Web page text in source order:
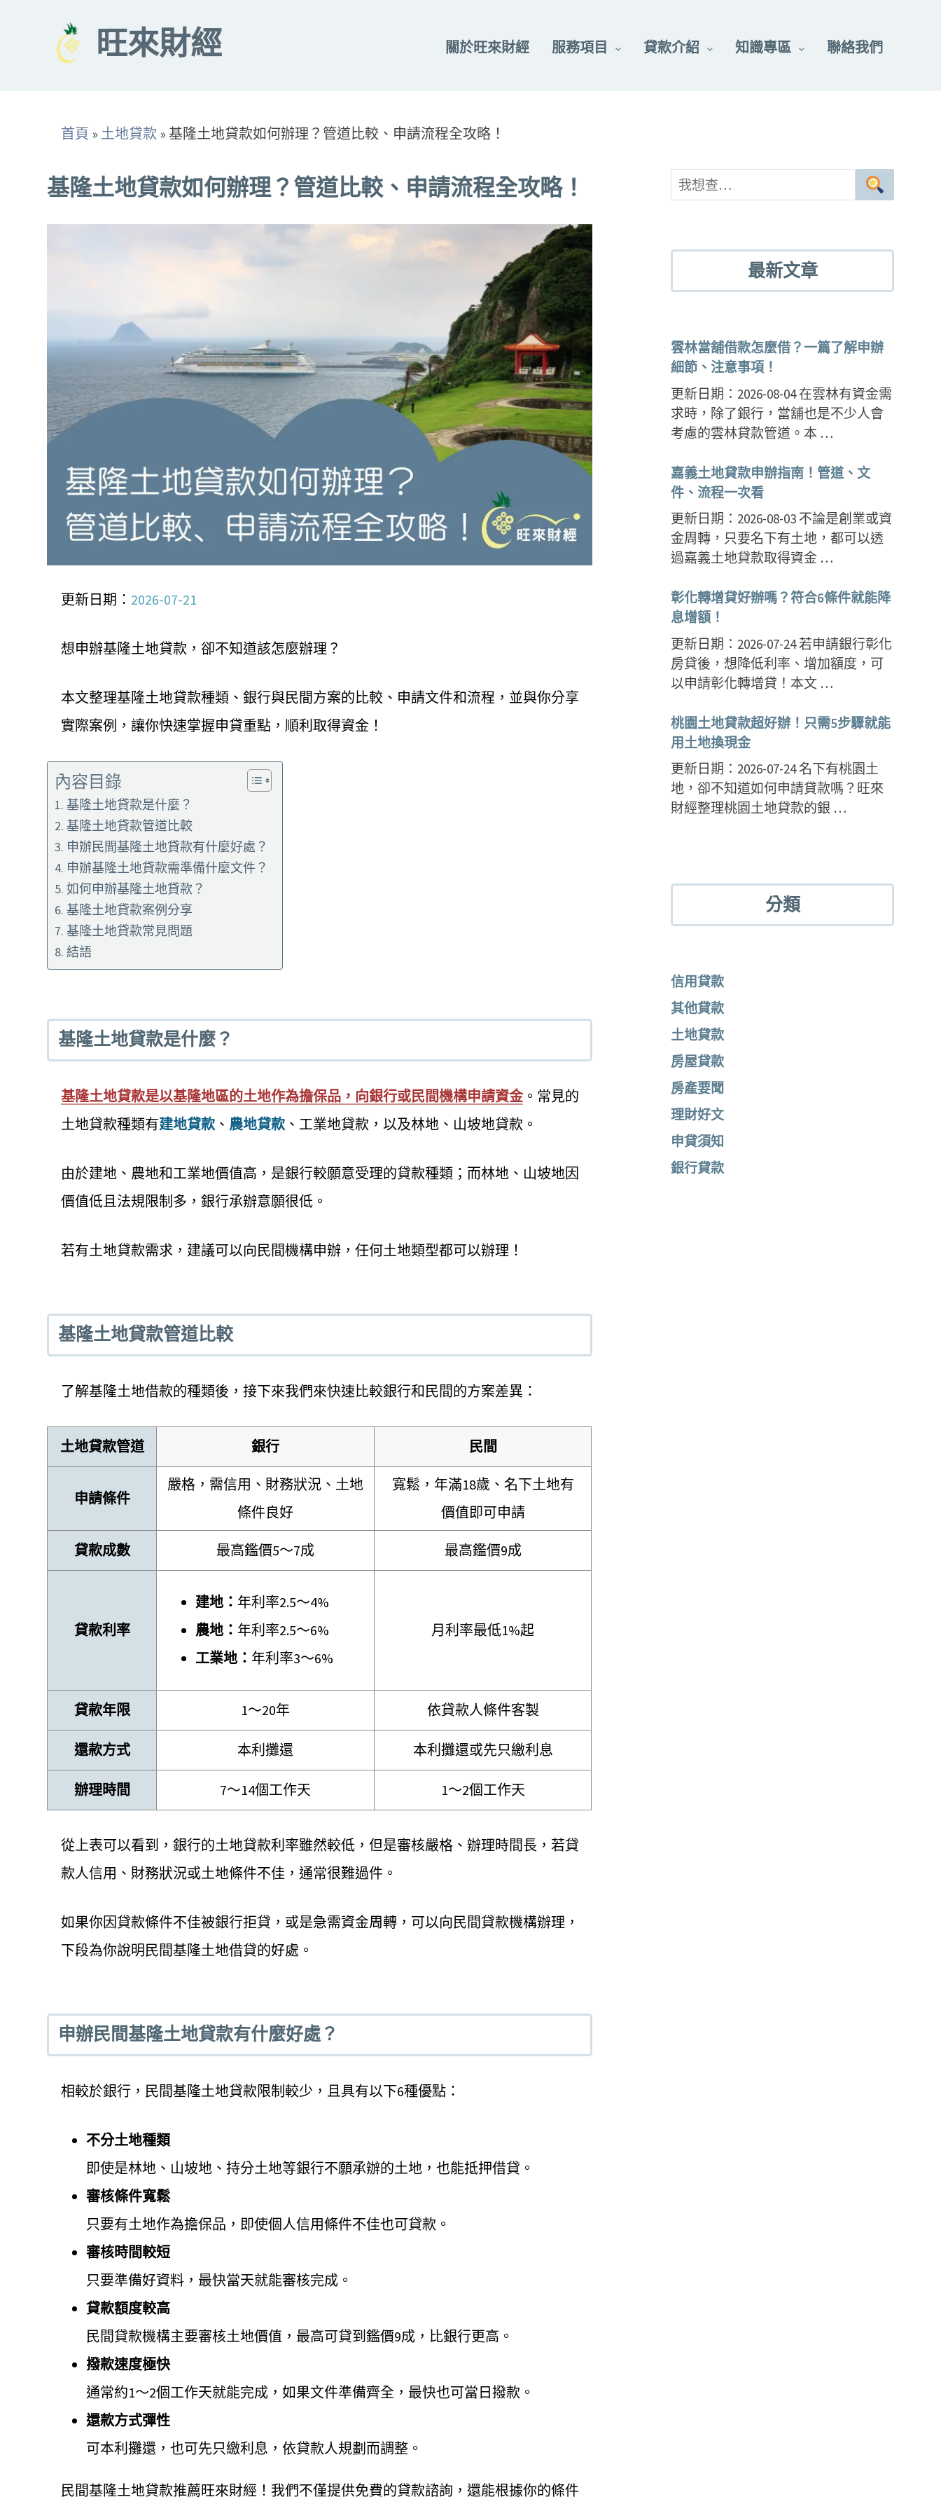
旺來財經 關於旺來財經 服務項目 貸款介紹 知識專區 聯絡我們
首頁 » 土地貸款 » 基隆土地貸款如何辦理？管道比較、申請流程全攻略！
基隆土地貸款如何辦理？管道比較、申請流程全攻略！
更新日期： 2026-07-21
想申辦基隆土地貸款，卻不知道該怎麼辦理？
本文整理基隆土地貸款種類、銀行與民間方案的比較、申請文件和流程，並與你分享
實際案例，讓你快速掌握申貸重點，順利取得資金！
內容目錄
基隆土地貸款是什麼？
基隆土地貸款管道比較
申辦民間基隆土地貸款有什麼好處？
申辦基隆土地貸款需準備什麼文件？
如何申辦基隆土地貸款？
基隆土地貸款案例分享
基隆土地貸款常見問題
結語
基隆土地貸款是什麼？
基隆土地貸款是以基隆地區的土地作為擔保品，向銀行或民間機構申請資金。常見的
土地貸款種類有建地貸款 、 農地貸款 、工業地貸款，以及林地、山坡地貸款。
由於建地、農地和工業地價值高，是銀行較願意受理的貸款種類；而林地、山坡地因
價值低且法規限制多，銀行承辦意願很低。
若有土地貸款需求，建議可以向民間機構申辦，任何土地類型都可以辦理！
基隆土地貸款管道比較
了解基隆土地借款的種類後，接下來我們來快速比較銀行和民間的方案差異：
土地貸款管道 銀行 民間
申請條件
嚴格，需信用、財務狀況、土地
條件良好
寬鬆，年滿18歲、名下土地有
價值即可申請
貸款成數 最高鑑價5～7成 最高鑑價9成
貸款利率
建地： 年利率2.5～4%
農地： 年利率2.5～6%
工業地： 年利率3～6%
月利率最低1%起
貸款年限 1～20年 依貸款人條件客製
還款方式 本利攤還 本利攤還或先只繳利息
辦理時間 7～14個工作天 1～2個工作天
從上表可以看到，銀行的土地貸款利率雖然較低，但是審核嚴格、辦理時間長，若貸
款人信用、財務狀況或土地條件不佳，通常很難過件。
如果你因貸款條件不佳被銀行拒貸，或是急需資金周轉，可以向民間貸款機構辦理，
下段為你說明民間基隆土地借貸的好處。
申辦民間基隆土地貸款有什麼好處？
相較於銀行，民間基隆土地貸款限制較少，且具有以下6種優點：
不分土地種類
即使是林地、山坡地、持分土地等銀行不願承辦的土地，也能抵押借貸。
審核條件寬鬆
只要有土地作為擔保品，即使個人信用條件不佳也可貸款。
審核時間較短
只要準備好資料，最快當天就能審核完成。
貸款額度較高
民間貸款機構主要審核土地價值，最高可貸到鑑價9成，比銀行更高。
撥款速度極快
通常約1～2個工作天就能完成，如果文件準備齊全，最快也可當日撥款。
還款方式彈性
可本利攤還，也可先只繳利息，依貸款人規劃而調整。
民間基隆土地貸款推薦旺來財經！我們不僅提供免費的貸款諮詢，還能根據你的條件
最新文章
雲林當舖借款怎麼借？一篇了解申辦
細節、注意事項！
更新日期：2026-08-04 在雲林有資金需
求時，除了銀行，當舖也是不少人會
考慮的雲林貸款管道。本 …
嘉義土地貸款申辦指南！管道、文
件、流程一次看
更新日期：2026-08-03 不論是創業或資
金周轉，只要名下有土地，都可以透
過嘉義土地貸款取得資金 …
彰化轉增貸好辦嗎？符合6條件就能降
息增額！
更新日期：2026-07-24 若申請銀行彰化
房貸後，想降低利率、增加額度，可
以申請彰化轉增貸！本文 …
桃園土地貸款超好辦！只需5步驟就能
用土地換現金
更新日期：2026-07-24 名下有桃園土
地，卻不知道如何申請貸款嗎？旺來
財經整理桃園土地貸款的銀 …
分類
信用貸款
其他貸款
土地貸款
房屋貸款
房產要聞
理財好文
申貸須知
銀行貸款